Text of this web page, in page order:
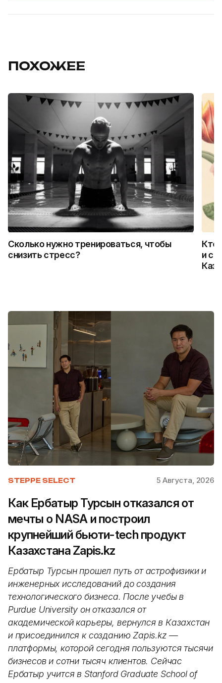
ПОХОЖЕЕ
Сколько нужно тренироваться, чтобы
снизить стресс?
Кто
и
STEPPE SELECT 5 Августа, 2026
Как Ербатыр Турсын отказался от
мечты о NASA и построил
крупнейший бьюти-tech продукт
Казахстана Zapis.kz
Ербатыр Турсын прошел путь от астрофизики и
инженерных исследований до создания
технологического бизнеса. После учебы в
Purdue University он отказался от
академической карьеры, вернулся в Казахстан
и присоединился к созданию Zapis.kz —
платформы, которой сегодня пользуются тысячи
бизнесов и сотни тысяч клиентов. Сейчас
Ербатыр учится в Stanford Graduate School of